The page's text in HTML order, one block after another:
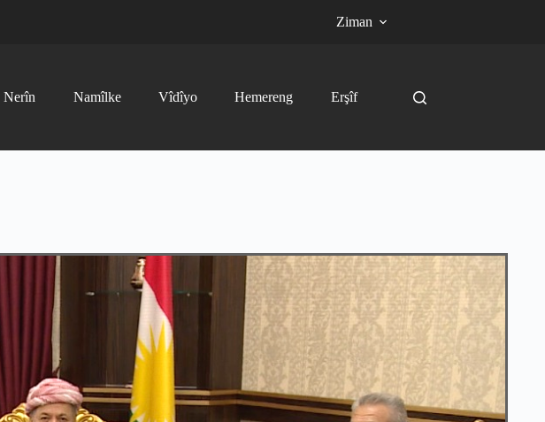
Ziman
Nerîn Namîlke Vîdîyo Hemereng Erşîf